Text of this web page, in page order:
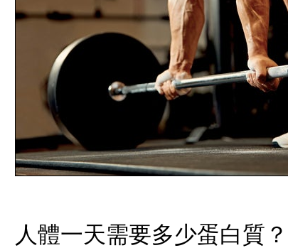
人體一天需要多少蛋白質？